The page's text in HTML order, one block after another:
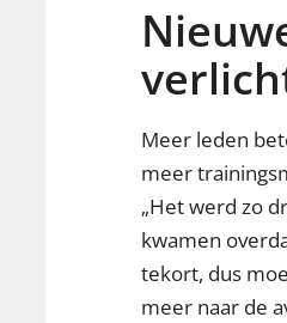
Meer leden
meer
„Het werd zo
kwamen
tekort, dus
meer naar de